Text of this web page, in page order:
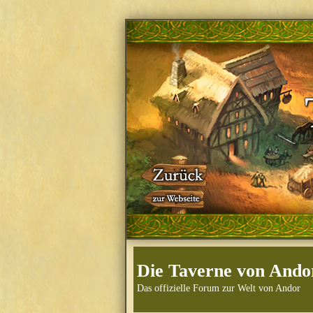
Die Taverne von
Das offizielle Forum zur Welt von Andor